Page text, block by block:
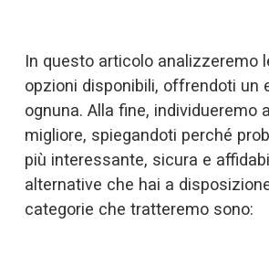
In questo articolo analizzeremo
opzioni disponibili, offrendoti un
ognuna. Alla fine, individueremo
migliore, spiegandoti perché
più interessante, sicura e
alternative che hai a
categorie che tratteremo sono: